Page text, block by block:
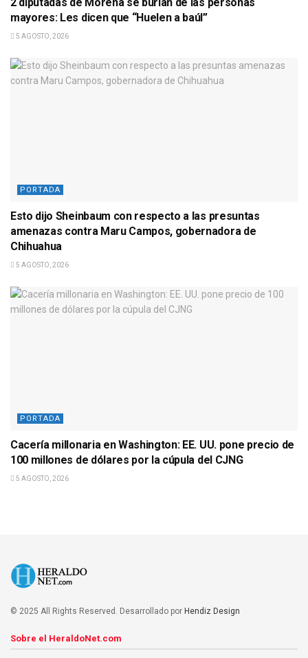
mayores: Les dicen que “Huelen a baúl”
5 AGOSTO, 2026
PORTADA
Esto dijo Sheinbaum con respecto a las presuntas
amenazas contra Maru Campos, gobernadora de
Chihuahua
5 AGOSTO, 2026
PORTADA
Cacería millonaria en Washington: EE. UU. pone precio de
100 millones de dólares por la cúpula del CJNG
5 AGOSTO, 2026
© 2025 All Rights Reserved. Desarrollado por Hendiz Design
Sobre el HeraldoNet.com